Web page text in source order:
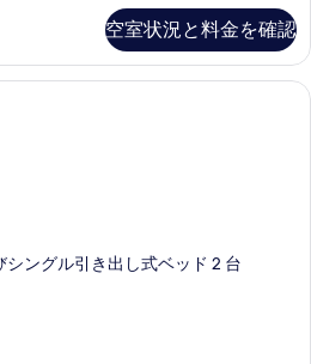
空室状況と料金を確認
セーフティボックス (室内)、遮光カ
ングル引き出し式ベッド 2 台